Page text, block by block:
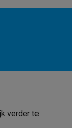
verder te